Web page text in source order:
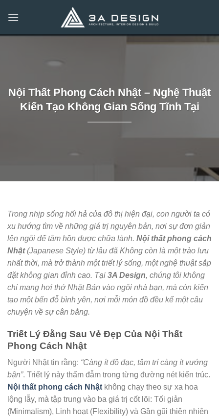
qua
Nội Thất Phong Cách Nhật – Nghệ Thuật
Kiến Tạo Không Gian Sống Tĩnh Tại
Trong nhịp sống hối hả của đô thị hiện đại, con người ta có
xu hướng tìm về những giá trị nguyên bản, nơi sự đơn giản
lên ngôi để tâm hồn được chữa lành. Nội thất phong cách
Nhật(Japanese Style) từ lâu đã Không còn là một trào lưu
nhất thời, mà trở thành một triết lý sống, một nghệ thuật sắp
đặt không gian đỉnh cao. Tại 3A Design, chúng tôi không
chỉ mang hơi thở Nhật Bản vào ngôi nhà bạn, mà còn kiến
tạo một bến đỗ bình yên, nơi mỗi món đồ đều kể một câu
chuyện về sự cân bằng.
Triết Lý Đằng Sau Vẻ Đẹp Của Nội Thất
Phong Cách Nhật
Người Nhật tin rằng: “Càng ít đồ đạc, tâm trí càng ít vướng
bận”. Triết lý này thấm đẫm trong từng đường nét kiến trúc.
Nội thất phong cách Nhật không chạy theo sự xa hoa
lộng lẫy, mà tập trung vào ba giá trị cốt lõi: Tối giản
(Minimalism), Linh hoạt (Flexibility) và Gần gũi thiên nhiên